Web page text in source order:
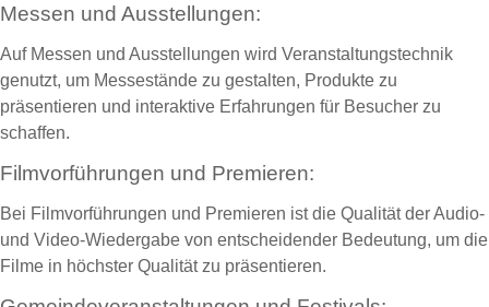
Messen und Ausstellungen:
Auf Messen und Ausstellungen wird Veranstaltungstechnik
genutzt, um Messestände zu gestalten, Produkte zu
präsentieren und interaktive Erfahrungen für Besucher zu
schaffen.
Filmvorführungen und Premieren:
Bei Filmvorführungen und Premieren ist die Qualität der Audio-
und Video-Wiedergabe von entscheidender Bedeutung, um die
Filme in höchster Qualität zu präsentieren.